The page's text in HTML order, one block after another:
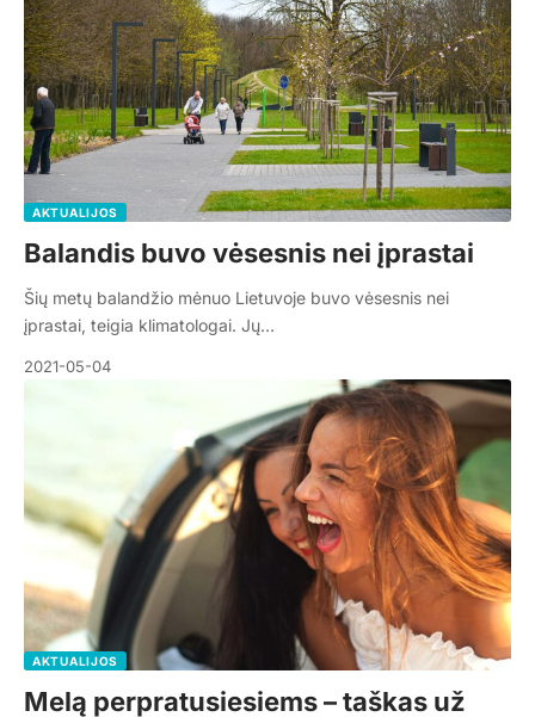
AKTUALIJOS
Balandis buvo vėsesnis nei įprastai
Šių metų balandžio mėnuo Lietuvoje buvo vėsesnis nei
įprastai, teigia klimatologai. Jų…
2021-05-04
AKTUALIJOS
Melą perpratusiesiems – taškas už